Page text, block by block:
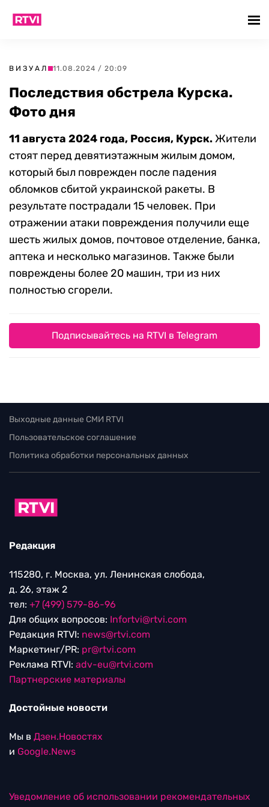
ВИЗУАЛ 11.08.2024 / 20:09
Последствия обстрела Курска.
Фото дня
11 августа 2024 года, Россия, Курск.Жители
стоят перед девятиэтажным жилым домом,
который был поврежден после падения
обломков сбитой украинской ракеты. В
результате пострадали 15 человек. При
отражении атаки повреждения получили еще
шесть жилых домов, почтовое отделение, банка,
аптека и несколько магазинов. Также были
повреждены более 20 машин, три из них
полностью сгорели.
Подписывайтесь на RTVI в Telegram
Выходные данные СМИ RTVI
Пользовательское соглашение
Политика обработки персональных данных
Редакция
115280, г. Москва, ул. Ленинская слобода,
д. 26, этаж 2
тел: +7 (499) 579-86-96
Для общих вопросов: Infortvi@rtvi.com
Редакция RTVI: news@rtvi.com
Маркетинг/PR: pr@rtvi.com
Реклама RTVI: adv-eu@rtvi.com
Партнерские материалы
Достойные новости
Мы в Дзен.Новостях
и Google.News
Уведомление об использовании рекомендательных